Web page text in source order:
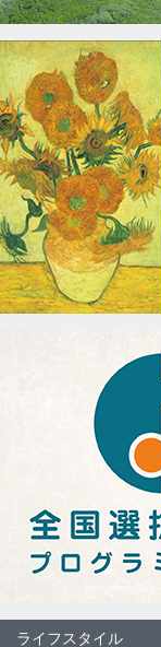
ライフスタイル